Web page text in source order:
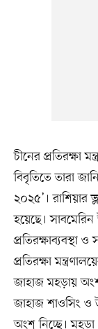
চীনের প্রতিরক্ষা
বিবৃতিতে তারা
২০২৫’। রাশিয়ার
হয়েছে।
প্রতিরক্ষাব্যবস্থা
প্রতিরক্ষা
জাহাজ মহড়ায় অংশ
জাহাজ শাওসিং
অংশ নিচ্ছে। মহড়া